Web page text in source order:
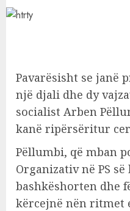
Pavarësisht se janë
një djali dhe dy
socialist Arben
kanë ripërsëritur
Pëllumbi, që mban
Organizativ në PS
bashkëshorten dhe
kërcejnë nën ritmet